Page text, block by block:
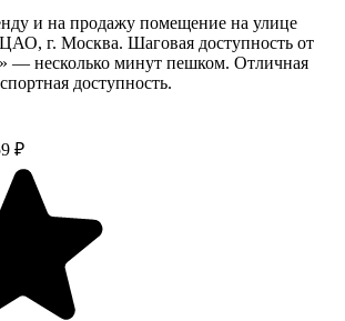
и на продажу помещение на улице
г. Москва. Шаговая доступность от
— несколько минут пешком. Отличная
доступность.
₽